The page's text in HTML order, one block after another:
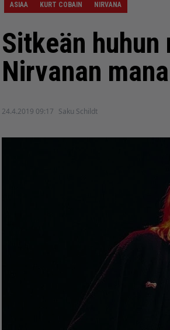
ASIAA KURT COBAIN NIRVANA
Sitkeän
Nirvanan
24.4.2019 09:17 Saku Schildt